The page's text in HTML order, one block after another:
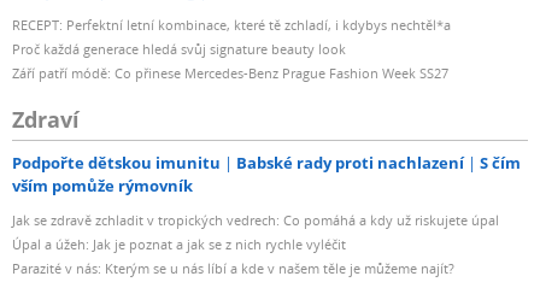
RECEPT: Perfektní letní kombinace, které tě zchladí, i kdybys nechtěl*a
Proč každá generace hledá svůj signature beauty look
Září patří módě: Co přinese Mercedes-Benz Prague Fashion Week SS27
Zdraví
Podpořte dětskou imunitu Babské rady proti nachlazení
S čím
vším pomůže rýmovník
Jak se zdravě zchladit v tropických vedrech: Co pomáhá a kdy už riskujete úpal
Úpal a úžeh: Jak je poznat a jak se z nich rychle vyléčit
Parazité v nás: Kterým se u nás líbí a kde v našem těle je můžeme najít?